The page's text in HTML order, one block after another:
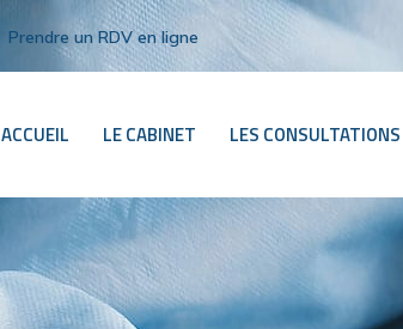
Prendre un RDV en ligne
ACCUEIL LE CABINET LES CONSULTATIONS